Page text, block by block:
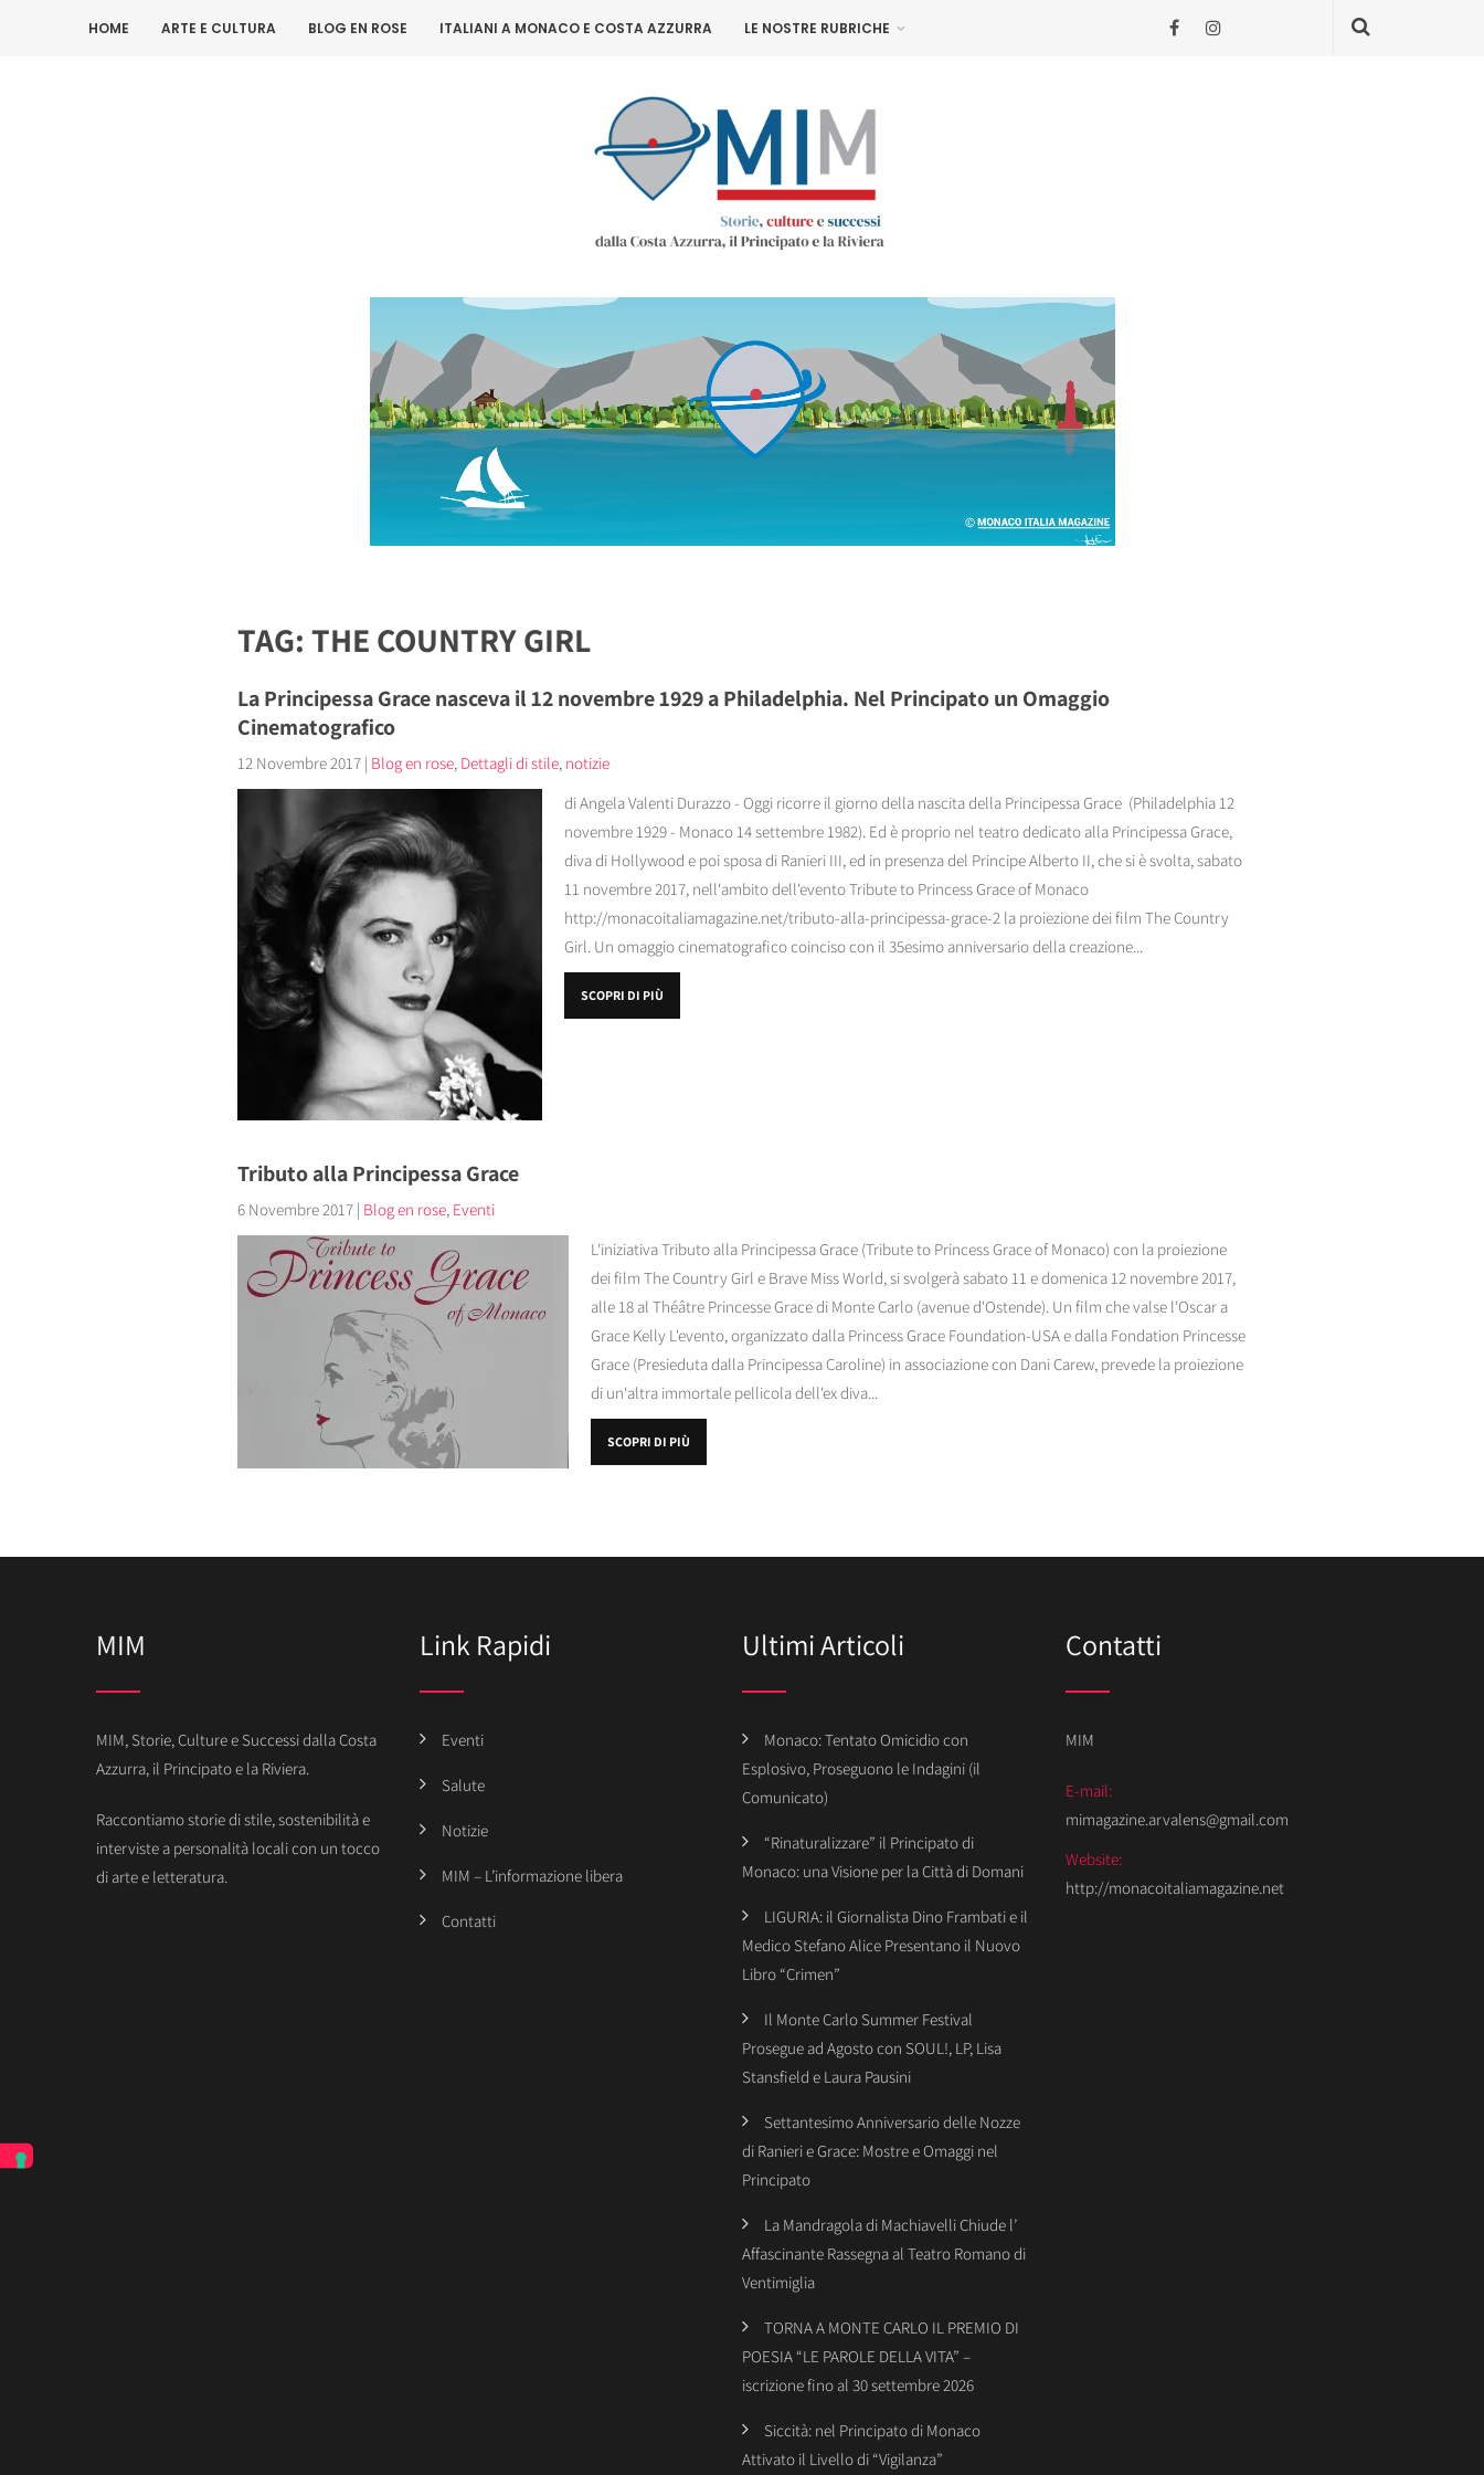
HOME ARTE E CULTURA BLOG EN ROSE ITALIANI A MONACO E COSTA AZZURRA LE NOSTRE RUBRICHE
TAG: THE COUNTRY GIRL
La Principessa Grace nasceva il 12 novembre 1929 a Philadelphia. Nel Principato un Omaggio
Cinematografico
12 Novembre 2017 | Blog en rose, Dettagli di stile, notizie
di Angela Valenti Durazzo - Oggi ricorre il giorno della nascita della Principessa Grace (Philadelphia 12
novembre 1929 - Monaco 14 settembre 1982). Ed è proprio nel teatro dedicato alla Principessa Grace,
diva di Hollywood e poi sposa di Ranieri III, ed in presenza del Principe Alberto II, che si è svolta, sabato
11 novembre 2017, nell'ambito dell'evento Tribute to Princess Grace of Monaco
http://monacoitaliamagazine.net/tributo-alla-principessa-grace-2 la proiezione dei film The Country
Girl. Un omaggio cinematografico coinciso con il 35esimo anniversario della creazione...
SCOPRI DI PIÙ
Tributo alla Principessa Grace
6 Novembre 2017 | Blog en rose, Eventi
L'iniziativa Tributo alla Principessa Grace (Tribute to Princess Grace of Monaco) con la proiezione
dei film The Country Girl e Brave Miss World, si svolgerà sabato 11 e domenica 12 novembre 2017,
alle 18 al Théâtre Princesse Grace di Monte Carlo (avenue d'Ostende). Un film che valse l'Oscar a
Grace Kelly L'evento, organizzato dalla Princess Grace Foundation-USA e dalla Fondation Princesse
Grace (Presieduta dalla Principessa Caroline) in associazione con Dani Carew, prevede la proiezione
di un'altra immortale pellicola dell'ex diva...
SCOPRI DI PIÙ
MIM
MIM, Storie, Culture e Successi dalla Costa
Azzurra, il Principato e la Riviera.
Raccontiamo storie di stile, sostenibilità e
interviste a personalità locali con un tocco
di arte e letteratura.
Link Rapidi
Eventi
Salute
Notizie
MIM – L’informazione libera
Contatti
Ultimi Articoli
Monaco: Tentato Omicidio con
Esplosivo, Proseguono le Indagini (il
Comunicato)
“Rinaturalizzare” il Principato di
Monaco: una Visione per la Città di Domani
LIGURIA: il Giornalista Dino Frambati e il
Medico Stefano Alice Presentano il Nuovo
Libro “Crimen”
Il Monte Carlo Summer Festival
Prosegue ad Agosto con SOUL!, LP, Lisa
Stansfield e Laura Pausini
Settantesimo Anniversario delle Nozze
di Ranieri e Grace: Mostre e Omaggi nel
Principato
La Mandragola di Machiavelli Chiude l’
Affascinante Rassegna al Teatro Romano di
Ventimiglia
TORNA A MONTE CARLO IL PREMIO DI
POESIA “LE PAROLE DELLA VITA” –
iscrizione fino al 30 settembre 2026
Siccità: nel Principato di Monaco
Attivato il Livello di “Vigilanza”
Contatti
MIM
E-mail:
mimagazine.arvalens@gmail.com
Website:
http://monacoitaliamagazine.net